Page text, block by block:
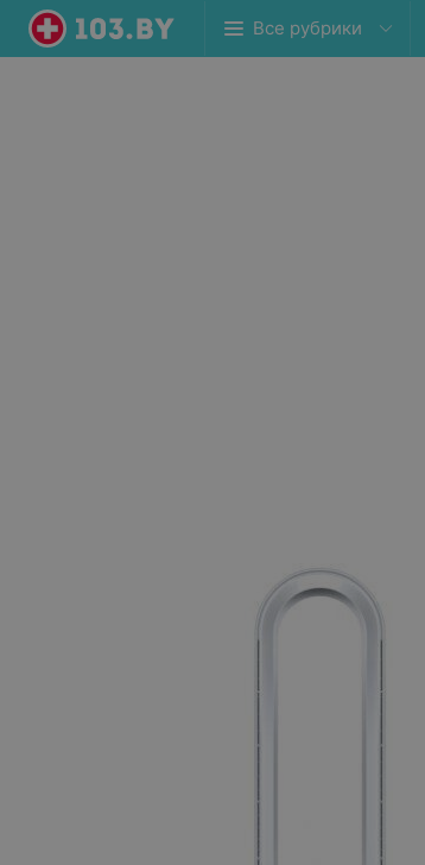
Все рубрики